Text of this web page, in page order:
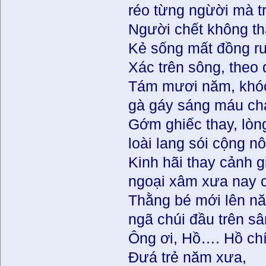
réo từng ngừời mà
Người chết không
Kẻ sống mất đồng
Xác trên sông, theo
Tám mươi năm,
gà gáy sáng máu
Gớm ghiếc thay,
loài lang sói cộng
Kinh hãi thay cảnh
ngoại xâm xưa nay
Thằng bé mới lên
ngã chúi đầu trên
Ông ơi, Hồ…. Hồ
Đưá trẻ năm xưa,